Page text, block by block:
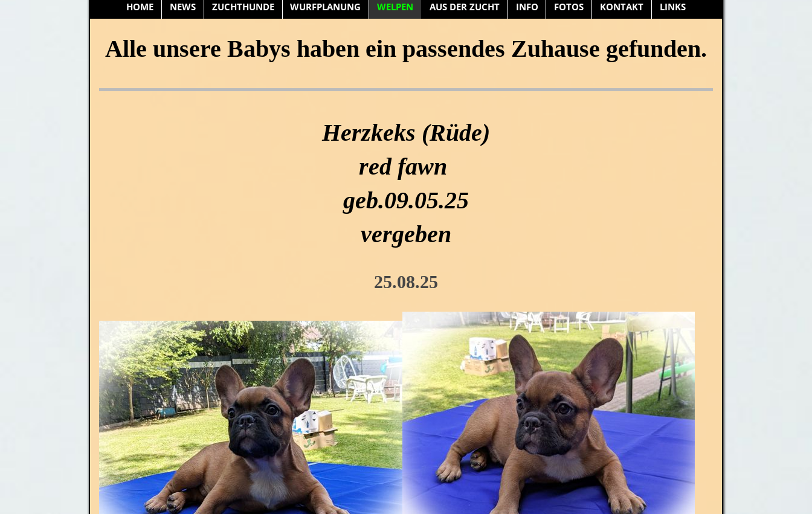
HOME NEWS ZUCHTHUNDE WURFPLANUNG WELPEN AUS DER ZUCHT INFO FOTOS KONTAKT LINKS
Alle unsere Babys haben ein passendes Zuhause gefunden.
Herzkeks (Rüde)
red fawn
geb.09.05.25
vergeben
25.08.25